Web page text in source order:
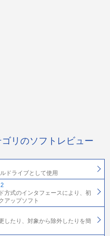
ゴリのソフトレビュー
ドライブとして使用
方式のインタフェースにより、初
アップソフト
したり、対象から除外したりを簡